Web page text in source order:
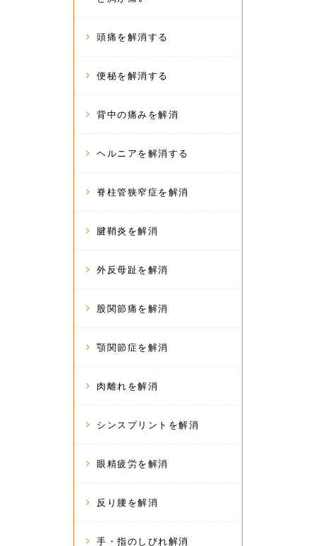
頭痛を解消する
便秘を解消する
背中の痛みを解消
ヘルニアを解消する
脊柱管狭窄症を解消
腱鞘炎を解消
外反母趾を解消
股関節痛を解消
顎関節症を解消
肉離れを解消
シンスプリントを解消
眼精疲労を解消
反り腰を解消
手・指のしびれ解消